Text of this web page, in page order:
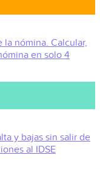
nómina. Calcular,
en solo 4
y bajas sin salir de
al IDSE